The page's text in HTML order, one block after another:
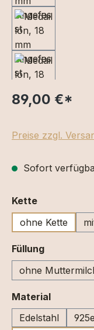
89,00 €*
Preise zzgl.
Sofort
Ketteauswählen
ohne Kette
Füllungauswählen
ohne
Material
Edelstahl